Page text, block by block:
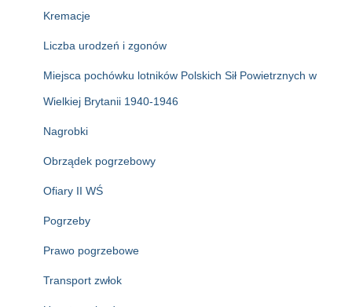
Kremacje
Liczba urodzeń i zgonów
Miejsca pochówku lotników Polskich Sił Powietrznych w
Wielkiej Brytanii 1940-1946
Nagrobki
Obrządek pogrzebowy
Ofiary II WŚ
Pogrzeby
Prawo pogrzebowe
Transport zwłok